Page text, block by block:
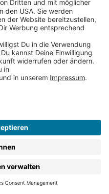
auch Themen wie der
nach dem Sinn des
Miteinander
mal nachdenklich,
spannend und liebevoll
, wie
Seeliglädt jedes
ein, die Welt des